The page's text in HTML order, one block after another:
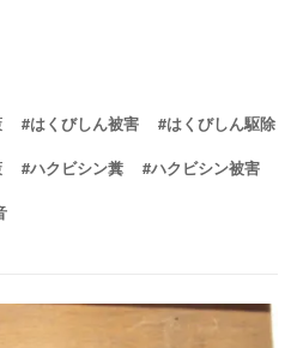
#はくびしん被害 #はくびしん駆除
#ハクビシン糞 #ハクビシン被害